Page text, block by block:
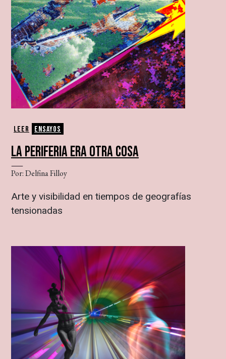
Leer Ensayos
LA PERIFERIA ERA OTRA COSA
Por: Delfina Filloy
Arte y visibilidad en tiempos de geografías
tensionadas